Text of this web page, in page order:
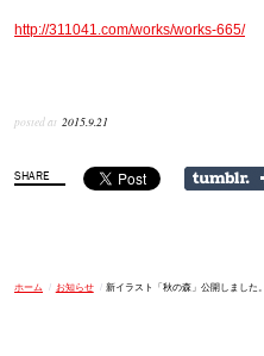
http://311041.com/works/works-665/
posted at 2015.9.21
ホーム / お知らせ / 新イラスト「秋の森」公開しました。